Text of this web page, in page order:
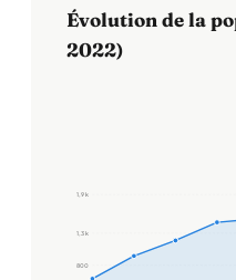
Évolution de la
2022)
800
1,3 k
1,9 k